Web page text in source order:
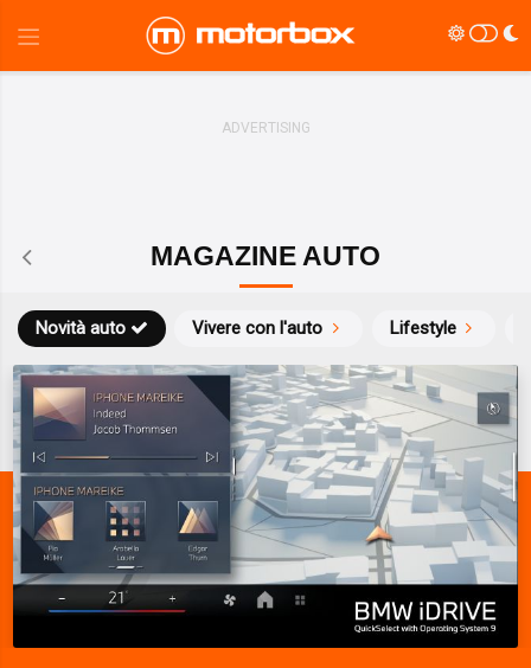
MAGAZINE AUTO
Novità auto Vivere con l'auto Lifestyle